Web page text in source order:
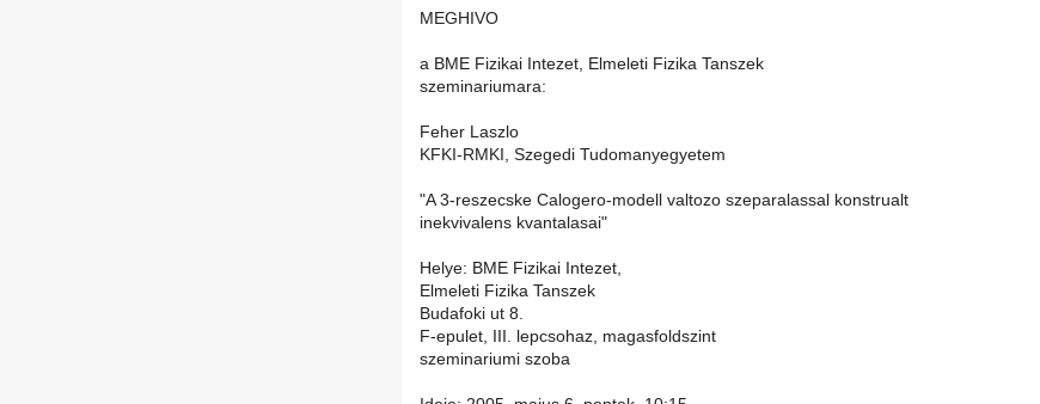
MEGHIVO
a BME Fizikai Intezet, Elmeleti Fizika Tanszek
szeminariumara:
Feher Laszlo
KFKI-RMKI, Szegedi Tudomanyegyetem
"A 3-reszecske Calogero-modell valtozo szeparalassal konstrualt
inekvivalens kvantalasai"
Helye: BME Fizikai Intezet,
Elmeleti Fizika Tanszek
Budafoki ut 8.
F-epulet, III. lepcsohaz, magasfoldszint
szeminariumi szoba